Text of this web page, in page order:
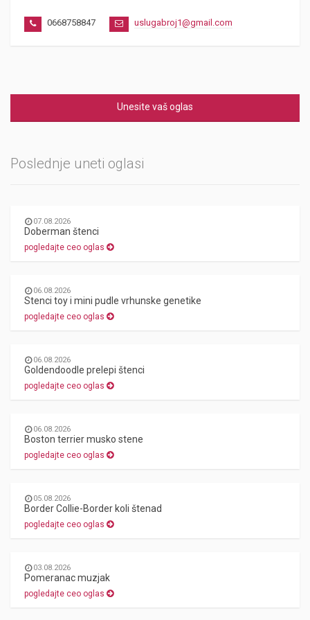
0668758847 uslugabroj1@gmail.com
Unesite vaš oglas
Poslednje uneti oglasi
07.08.2026
Doberman štenci
pogledajte ceo oglas
06.08.2026
Stenci toy i mini pudle vrhunske genetike
pogledajte ceo oglas
06.08.2026
Goldendoodle prelepi štenci
pogledajte ceo oglas
06.08.2026
Boston terrier musko stene
pogledajte ceo oglas
05.08.2026
Border Collie-Border koli štenad
pogledajte ceo oglas
03.08.2026
Pomeranac muzjak
pogledajte ceo oglas